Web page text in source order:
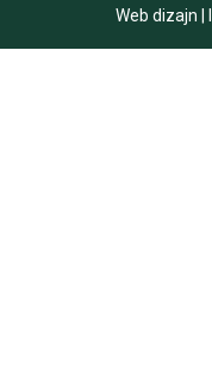
Web dizajn